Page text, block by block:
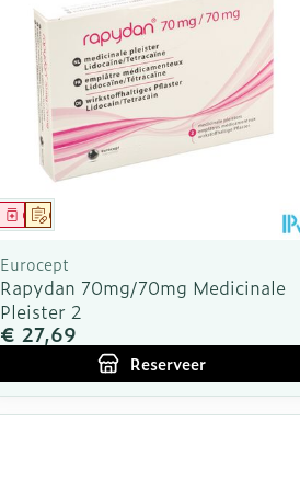
Insectenwerende
middelen
Scheren
Toon meer
Op voorschrift
Geneesmiddel
Eurocept
Rapydan 70mg/70mg Medicinale
Pleister 2
€ 27,69
Reserveer